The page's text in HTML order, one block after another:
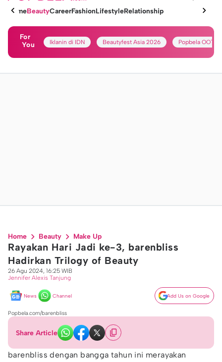
HomeBeautyCareerFashionLifestyleRelationship
For
You
Iklanin di IDN Beautyfest Asia 2026 Popbela OOTD
Home Beauty Make Up
Rayakan Hari Jadi ke-3, barenbliss
Hadirkan Trilogy of Beauty
26 Agu 2024, 16:25 WIB
Jennifer Alexis Tanjung
News Channel Add Us on Google
Popbela.com/barenbliss
Share Article
barenbliss dengan bangga tahun ini merayakan